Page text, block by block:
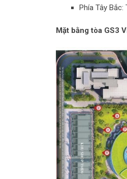
Phía Tây
Mặt bằng tòa GS3